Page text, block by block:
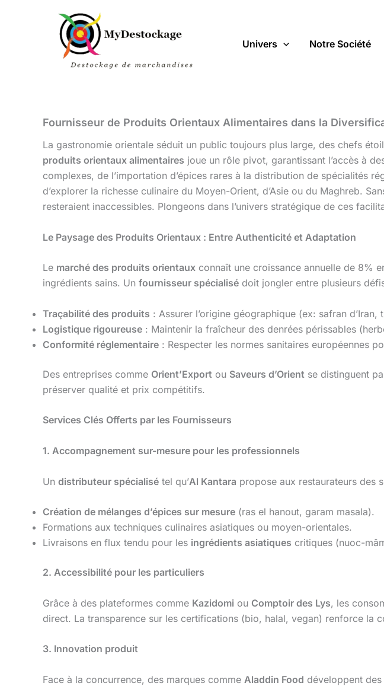
Univers Notre Société
Fournisseur de Produits Orientaux Alimentaires dans la
La gastronomie orientale séduit un public toujours plus large, des chefs
produits orientaux alimentaires joue un rôle pivot, garantissant l’accès à
complexes, de l’importation d’épices rares à la distribution de spécialités
d’explorer la richesse culinaire du Moyen-Orient, d’Asie ou du Maghreb.
resteraient inaccessibles. Plongeons dans l’univers stratégique de ces
Le Paysage des Produits Orientaux : Entre Authenticité et Adaptation
Le marché des produits orientaux connaît une croissance annuelle de 8%
ingrédients sains. Un fournisseur spécialisé doit jongler entre plusieurs
Traçabilité des produits : Assurer l’origine géographique (ex: safran d’Iran,
Logistique rigoureuse : Maintenir la fraîcheur des denrées périssables
Conformité réglementaire : Respecter les normes sanitaires européennes
Des entreprises comme Orient’Export ou Saveurs d’Orient se distinguent
préserver qualité et prix compétitifs.
Services Clés Offerts par les Fournisseurs
1. Accompagnement sur-mesure pour les professionnels
Un distributeur spécialisé tel qu’Al Kantara propose aux restaurateurs des
Création de mélanges d’épices sur mesure (ras el hanout, garam masala).
Formations aux techniques culinaires asiatiques ou moyen-orientales.
Livraisons en flux tendu pour les ingrédients asiatiques critiques (nuoc-
2. Accessibilité pour les particuliers
Grâce à des plateformes comme Kazidomi ou Comptoir des Lys, les
direct. La transparence sur les certifications (bio, halal, vegan) renforce la
3. Innovation produit
Face à la concurrence, des marques comme Aladdin Food développent